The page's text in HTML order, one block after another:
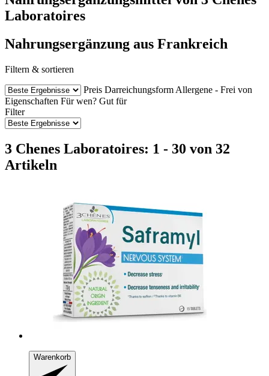
Laboratoires
Nahrungsergänzung aus Frankreich
Filtern & sortieren
Preis Darreichungsform Allergene - Frei von
Eigenschaften Für wen? Gut für
Filter
3 Chenes Laboratoires: 1 - 30 von 32
Artikeln
Warenkorb